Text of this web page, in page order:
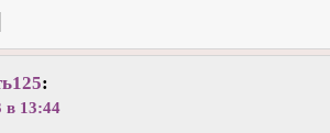
:
в 13:44